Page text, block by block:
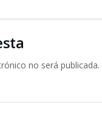
no será publicada.